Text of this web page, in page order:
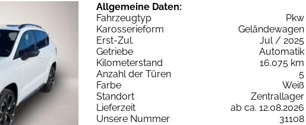
Allgemeine Daten:
Fahrzeugtyp
Pkw
Karosserieform
Geländewagen
Erst-Zul.
Jul / 2025
Getriebe
Automatik
Kilometerstand
16.075 km
Anzahl der Türen
5
Farbe
Weiß
Standort
Zentrallager
Lieferzeit
ab ca. 12.08.2026
Unsere Nummer
31108